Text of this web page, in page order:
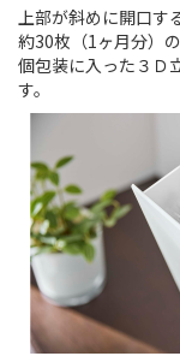
上部が斜めに開口す
約30枚（1ヶ月分）
個包装に入った３Ｄ
す。